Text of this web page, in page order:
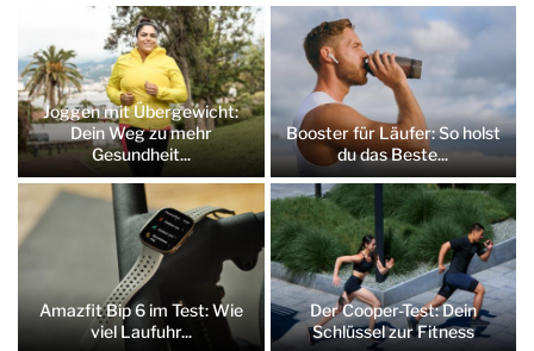
Joggen mit Übergewicht:
Dein Weg zu mehr
Gesundheit...
Booster für Läufer: So holst
du das Beste...
Amazfit Bip 6 im Test: Wie
viel Laufuhr...
Der Cooper-Test: Dein
Schlüssel zur Fitness